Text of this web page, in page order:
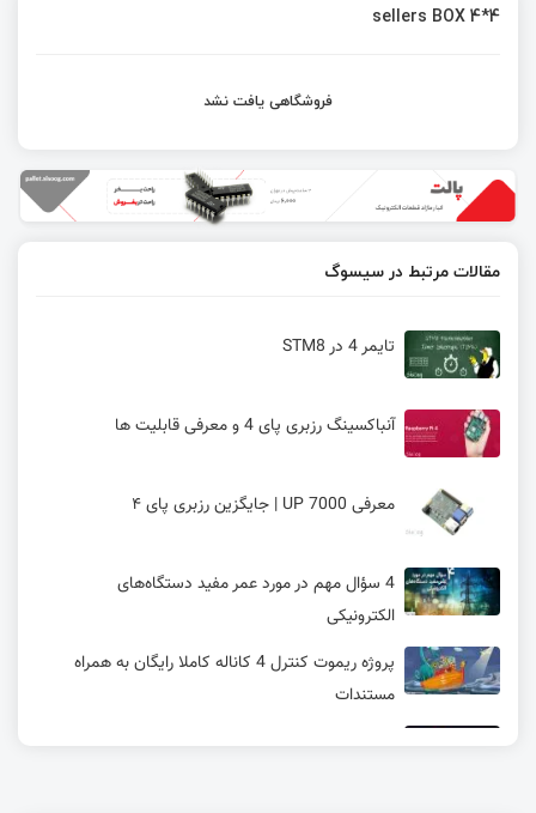
sellers BOX 4*4
فروشگاهی یافت نشد
مقالات مرتبط در سیسوگ
تایمر 4 در STM8
آنباکسینگ رزبری پای 4 و معرفی قابلیت ها
معرفی UP 7000 | جایگزین رزبری پای ۴
4 سؤال مهم در مورد عمر مفید دستگاه‌های
الکترونیکی
پروژه ریموت کنترل 4 کاناله کاملا رایگان به همراه
مستندات